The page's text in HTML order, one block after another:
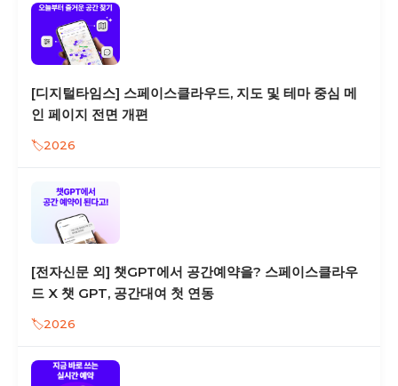
[디지털타임스] 스페이스클라우드, 지도 및 테마 중심 메
인 페이지 전면 개편
2026
[전자신문 외] 챗GPT에서 공간예약을? 스페이스클라우
드 X 챗 GPT, 공간대여 첫 연동
2026